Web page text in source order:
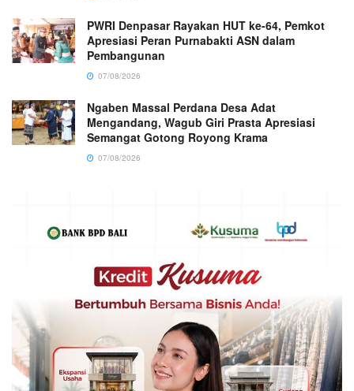
PWRI Denpasar Rayakan HUT ke-64, Pemkot
Apresiasi Peran Purnabakti ASN dalam
Pembangunan
07/08/2026
Ngaben Massal Perdana Desa Adat
Mengandang, Wagub Giri Prasta Apresiasi
Semangat Gotong Royong Krama
07/08/2026